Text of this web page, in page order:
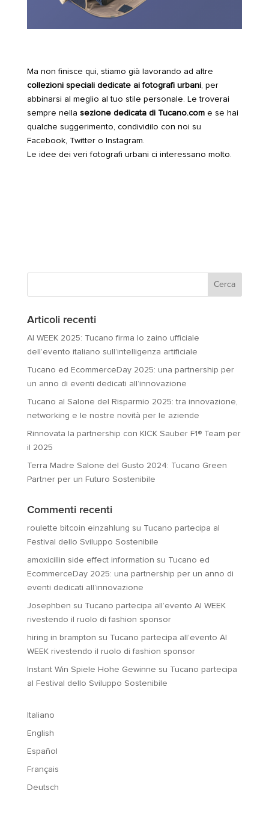
Ma non finisce qui, stiamo già lavorando ad altre
collezioni speciali dedicate ai fotografi urbani, per
abbinarsi al meglio al tuo stile personale. Le troverai
sempre nella sezione dedicata di Tucano.come se hai
qualche suggerimento, condividilo con noi su
Facebook, Twitter o Instagram.
Le idee dei veri fotografi urbani ci interessano molto.
Articoli recenti
AI WEEK 2025: Tucano firma lo zaino ufficiale
dell’evento italiano sull’intelligenza artificiale
Tucano ed EcommerceDay 2025: una partnership per
un anno di eventi dedicati all’innovazione
Tucano al Salone del Risparmio 2025: tra innovazione,
networking e le nostre novità per le aziende
Rinnovata la partnership con KICK Sauber F1® Team per
il 2025
Terra Madre Salone del Gusto 2024: Tucano Green
Partner per un Futuro Sostenibile
Commenti recenti
roulette bitcoin einzahlung su Tucano partecipa al
Festival dello Sviluppo Sostenibile
amoxicillin side effect information su Tucano ed
EcommerceDay 2025: una partnership per un anno di
eventi dedicati all’innovazione
Josephben su Tucano partecipa all’evento AI WEEK
rivestendo il ruolo di fashion sponsor
hiring in brampton su Tucano partecipa all’evento AI
WEEK rivestendo il ruolo di fashion sponsor
Instant Win Spiele Hohe Gewinne su Tucano partecipa
al Festival dello Sviluppo Sostenibile
Italiano
English
Español
Français
Deutsch